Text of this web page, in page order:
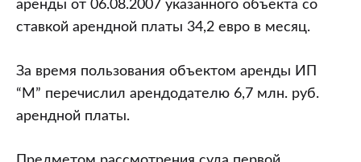
аренды от 06.08.2007 указанного объекта со
ставкой арендной платы 34,2 евро в месяц.
За время пользования объектом аренды ИП
“М” перечислил арендодателю 6,7 млн. руб.
арендной платы.